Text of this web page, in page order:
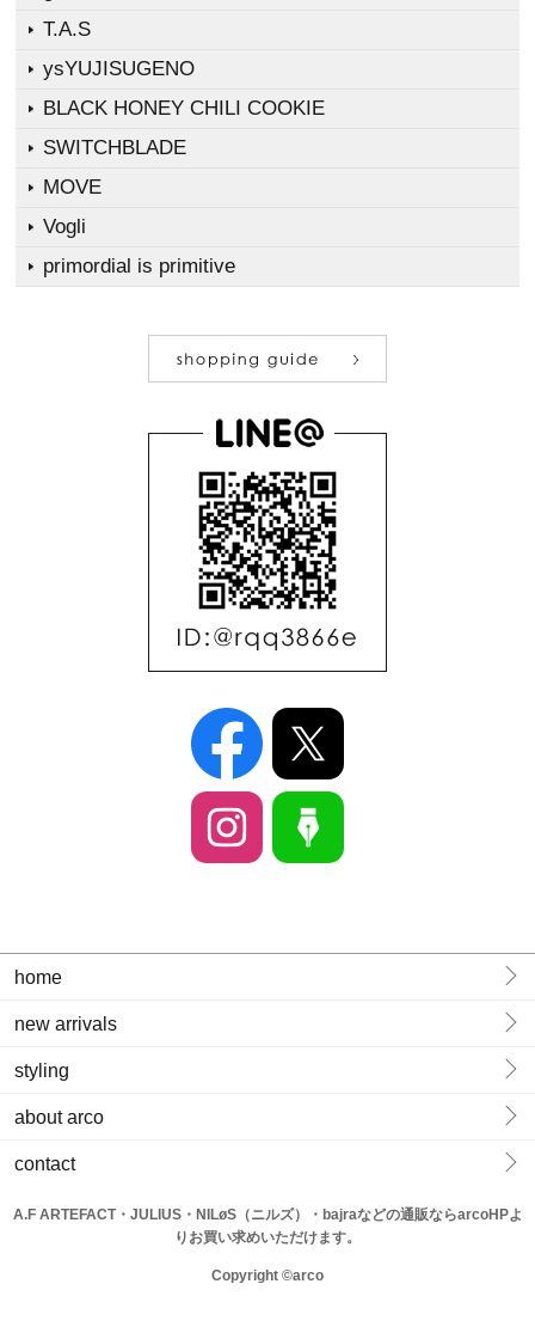
T.A.S
ysYUJISUGENO
BLACK HONEY CHILI COOKIE
SWITCHBLADE
MOVE
Vogli
primordial is primitive
home
new arrivals
styling
about arco
contact
A.F ARTEFACT・JULIUS・NILøS（ニルズ）・bajraなどの通販ならarcoHPよ
りお買い求めいただけます。
Copyright ©arco